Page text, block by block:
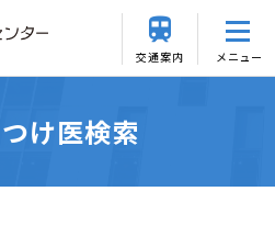
交通案内 メニュー
け医検索